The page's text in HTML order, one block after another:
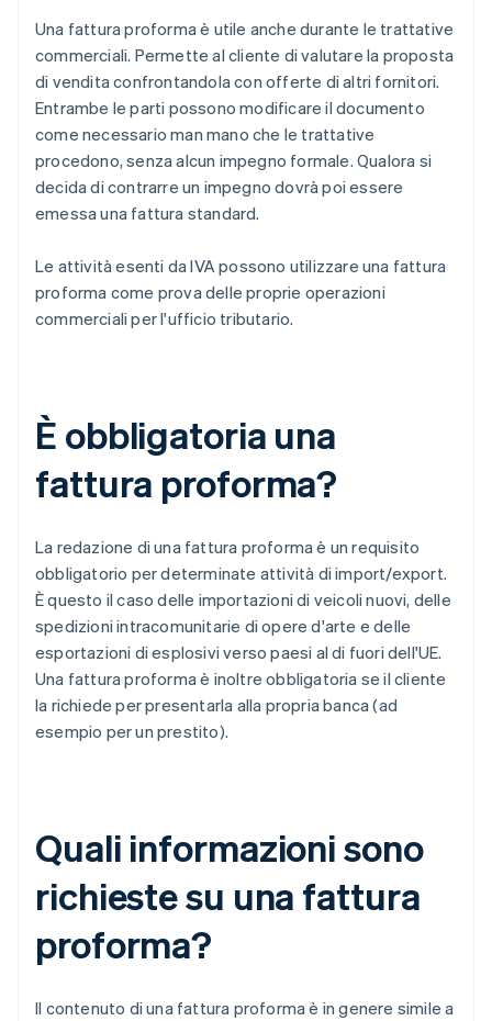
Una fattura proforma è utile anche durante le trattative
commerciali. Permette al cliente di valutare la proposta
di vendita confrontandola con offerte di altri fornitori.
Entrambe le parti possono modificare il documento
come necessario man mano che le trattative
procedono, senza alcun impegno formale. Qualora si
decida di contrarre un impegno dovrà poi essere
emessa una fattura standard.
Le attività esenti da IVA possono utilizzare una fattura
proforma come prova delle proprie operazioni
commerciali per l'ufficio tributario.
È obbligatoria una
fattura proforma?
La redazione di una fattura proforma è un requisito
obbligatorio per determinate attività di import/export.
È questo il caso delle importazioni di veicoli nuovi, delle
spedizioni intracomunitarie di opere d'arte e delle
esportazioni di esplosivi verso paesi al di fuori dell'UE.
Una fattura proforma è inoltre obbligatoria se il cliente
la richiede per presentarla alla propria banca (ad
esempio per un prestito).
Quali informazioni sono
richieste su una fattura
proforma?
Il contenuto di una fattura proforma è in genere simile a